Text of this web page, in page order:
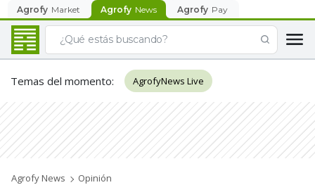
Agrofy Market Agrofy News Agrofy Pay
Temas del momento: AgrofyNews Live
Agrofy News Opinión